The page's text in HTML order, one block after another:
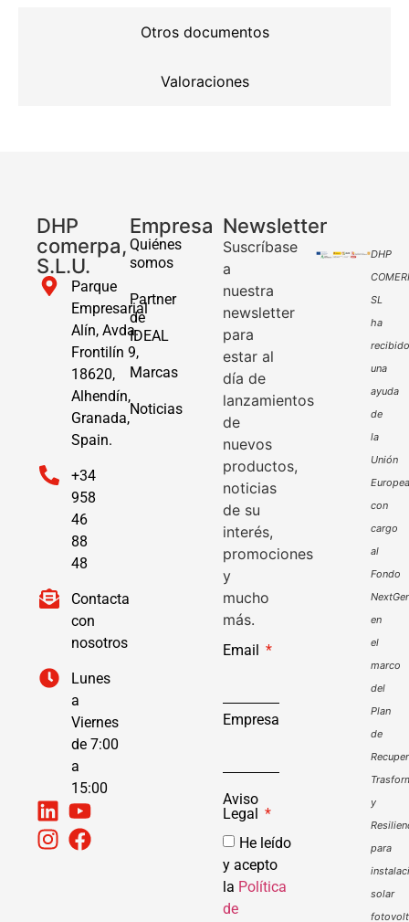
Otros documentos
Valoraciones
DHP
comerpa,
S.L.U.
Parque
Empresarial
Alín, Avda.
Frontilín 9,
18620,
Alhendín,
Granada,
Spain.
+34
958
46
88
48
Contacta
con
nosotros
Lunes
a
Viernes
de 7:00
a
15:00
Empresa
Quiénes
somos
Partner
de
IDEAL
Marcas
Noticias
Newsletter
Suscríbase
a
nuestra
newsletter
para
estar al
día de
lanzamientos
de
nuevos
productos,
noticias
de su
interés,
promociones
y
mucho
más.
Email
Empresa
Aviso
Legal
He leído
y acepto
la Política
de
DHP
SL
ha
recibido
una
ayuda
de
la
Unión
Europea
con
cargo
al
Fondo
en
el
marco
del
Plan
de
y
para
solar